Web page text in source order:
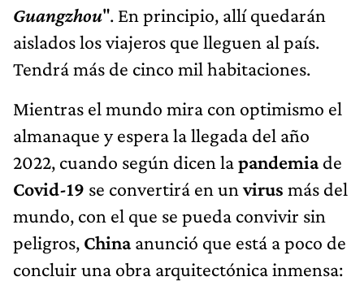
Guangzhou". En principio, allí quedarán
aislados los viajeros que lleguen al país.
Tendrá más de cinco mil habitaciones.
Mientras el mundo mira con optimismo el
almanaque y espera la llegada del año
2022, cuando según dicen lapandemiade
Covid-19 se convertirá en unvirus más del
mundo, con el que se pueda convivir sin
peligros, Chinaanunció que está a poco de
concluir una obra arquitectónica inmensa: